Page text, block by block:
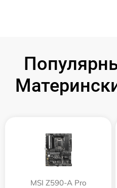
MSI Z590-A Pro